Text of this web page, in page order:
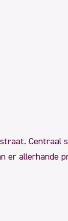
Centraal
er allerhande